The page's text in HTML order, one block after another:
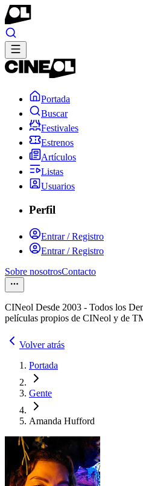
Portada
Buscar
Festivales
Estrenos
Artículos
Listas
Usuarios
Perfil
Entrar / Registro
Entrar / Registro
Sobre nosotrosContacto
CINeol Desde 2003 - Todos los
películas propios de CINeol y de
Volver atrás
Portada
Gente
Amanda Hufford